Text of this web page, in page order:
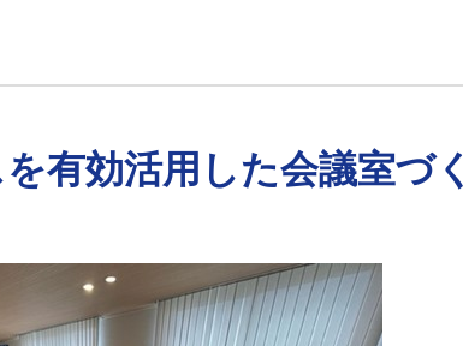
有効活用した会議室づく